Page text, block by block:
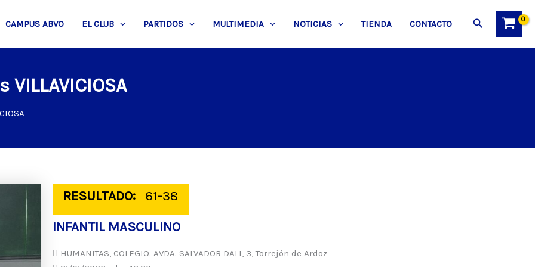
CAMPUS ABVO EL CLUB PARTIDOS MULTIMEDIA NOTICIAS TIENDA CONTACTO Buscar
VILLAVICIOSA
RESULTADO:
61-38
INFANTIL MASCULINO
HUMANITAS, COLEGIO. AVDA. SALVADOR DALI, 3, Torrejón de Ardoz